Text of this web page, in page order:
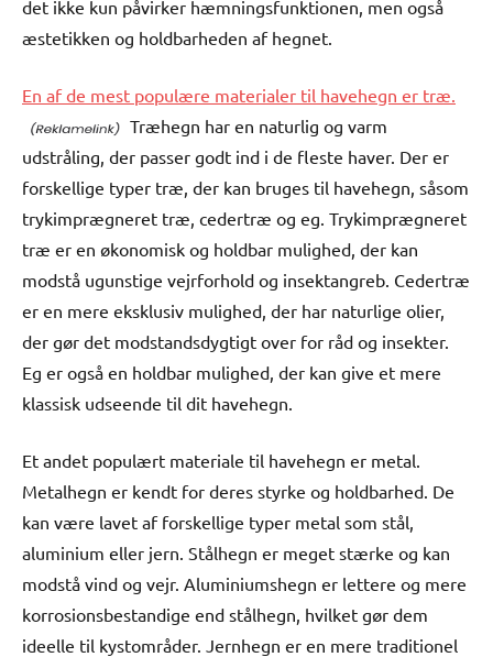
det ikke kun påvirker hæmningsfunktionen, men også
æstetikken og holdbarheden af hegnet.
En af de mest populære materialer til havehegn er træ.
Træhegn har en naturlig og varm
udstråling, der passer godt ind i de fleste haver. Der er
forskellige typer træ, der kan bruges til havehegn, såsom
trykimprægneret træ, cedertræ og eg. Trykimprægneret
træ er en økonomisk og holdbar mulighed, der kan
modstå ugunstige vejrforhold og insektangreb. Cedertræ
er en mere eksklusiv mulighed, der har naturlige olier,
der gør det modstandsdygtigt over for råd og insekter.
Eg er også en holdbar mulighed, der kan give et mere
klassisk udseende til dit havehegn.
Et andet populært materiale til havehegn er metal.
Metalhegn er kendt for deres styrke og holdbarhed. De
kan være lavet af forskellige typer metal som stål,
aluminium eller jern. Stålhegn er meget stærke og kan
modstå vind og vejr. Aluminiumshegn er lettere og mere
korrosionsbestandige end stålhegn, hvilket gør dem
ideelle til kystområder. Jernhegn er en mere traditionel